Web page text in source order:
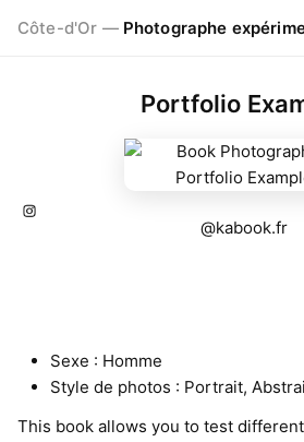
Côte-d'Or — Photographe expérimenté de
Portfolio
@kabook.fr
Sexe : Homme
Style de photos : Portrait,
This book allows you to test